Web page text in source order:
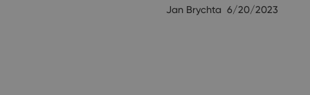
Jan Brychta 6/20/2023